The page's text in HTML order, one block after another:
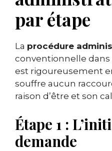
par étape
La procédure
conventionnelle
est rigoureusement
souffre aucun
raison d’être et son
Étape 1 :
demande